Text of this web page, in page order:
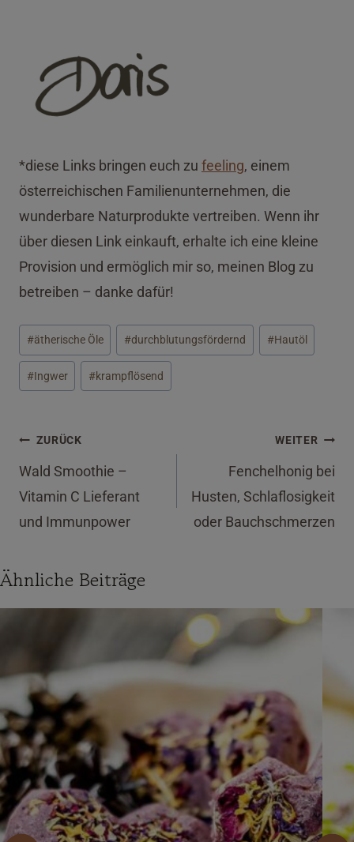
*diese Links bringen euch zu feeling, einem
österreichischen Familienunternehmen, die
wunderbare Naturprodukte vertreiben. Wenn ihr
über diesen Link einkauft, erhalte ich eine kleine
Provision und ermöglich mir so, meinen Blog zu
betreiben – danke dafür!
Schlagworte:
#ätherische Öle #durchblutungsfördernd #Hautöl
#Ingwer #krampflösend
Beitragsnavigation
ZURÜCK
Wald Smoothie –
Vitamin C Lieferant
und Immunpower
WEITER
Fenchelhonig bei
Husten, Schlaflosigkeit
oder Bauchschmerzen
Ähnliche Beiträge